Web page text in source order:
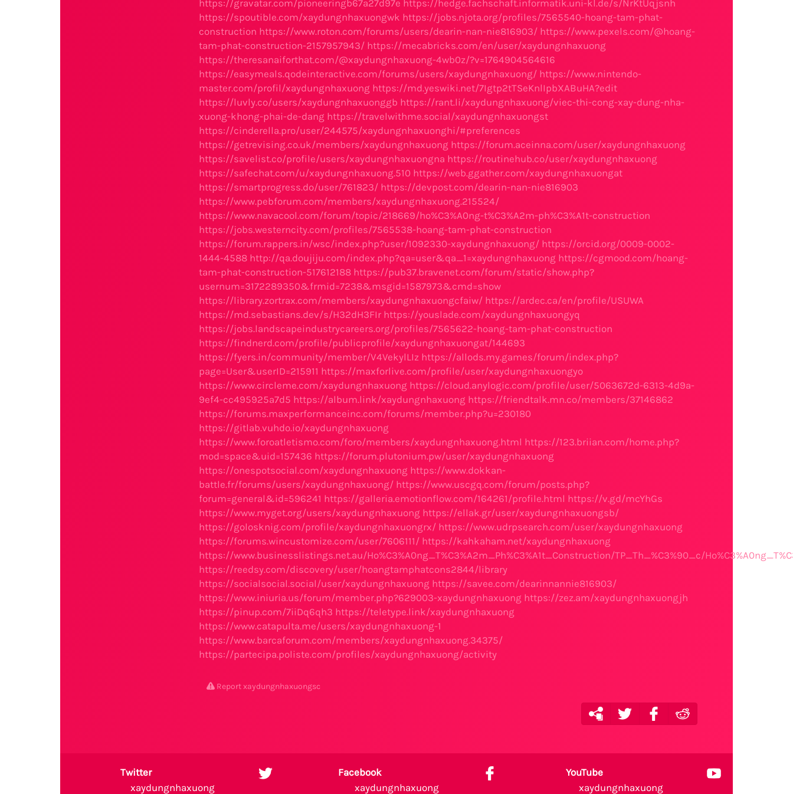
https://gravatar.com/pioneeringb67a27d97e https://hedge.fachschaft.informatik.uni-kl.de/s/NrKtUqjsnh
https://spoutible.com/xaydungnhaxuongwk https://jobs.njota.org/profiles/7565540-hoang-tam-phat-
construction https://www.roton.com/forums/users/dearin-nan-nie816903/ https://www.pexels.com/@hoang-
tam-phat-construction-2157957943/ https://mecabricks.com/en/user/xaydungnhaxuong
https://theresanaiforthat.com/@xaydungnhaxuong-4wb0z/?v=1764904564616
https://easymeals.qodeinteractive.com/forums/users/xaydungnhaxuong/ https://www.nintendo-
master.com/profil/xaydungnhaxuong https://md.yeswiki.net/7Igtp2tTSeKnlIpbXABuHA?edit
https://luvly.co/users/xaydungnhaxuonggb https://rant.li/xaydungnhaxuong/viec-thi-cong-xay-dung-nha-
xuong-khong-phai-de-dang https://travelwithme.social/xaydungnhaxuongst
https://cinderella.pro/user/244575/xaydungnhaxuonghi/#preferences
https://getrevising.co.uk/members/xaydungnhaxuong https://forum.aceinna.com/user/xaydungnhaxuong
https://savelist.co/profile/users/xaydungnhaxuongna https://routinehub.co/user/xaydungnhaxuong
https://safechat.com/u/xaydungnhaxuong.510 https://web.ggather.com/xaydungnhaxuongat
https://smartprogress.do/user/761823/ https://devpost.com/dearin-nan-nie816903
https://www.pebforum.com/members/xaydungnhaxuong.215524/
https://www.navacool.com/forum/topic/218669/ho%C3%A0ng-t%C3%A2m-ph%C3%A1t-construction
https://jobs.westerncity.com/profiles/7565538-hoang-tam-phat-construction
https://forum.rappers.in/wsc/index.php?user/1092330-xaydungnhaxuong/ https://orcid.org/0009-0002-
1444-4588 http://qa.doujiju.com/index.php?qa=user&qa_1=xaydungnhaxuong https://cgmood.com/hoang-
tam-phat-construction-517612188 https://pub37.bravenet.com/forum/static/show.php?
usernum=3172289350&frmid=7238&msgid=1587973&cmd=show
https://library.zortrax.com/members/xaydungnhaxuongcfaiw/ https://ardec.ca/en/profile/USUWA
https://md.sebastians.dev/s/H32dH3FIr https://youslade.com/xaydungnhaxuongyq
https://jobs.landscapeindustrycareers.org/profiles/7565622-hoang-tam-phat-construction
https://findnerd.com/profile/publicprofile/xaydungnhaxuongat/144693
https://fyers.in/community/member/V4VekylLIz https://allods.my.games/forum/index.php?
page=User&userID=215911 https://maxforlive.com/profile/user/xaydungnhaxuongyo
https://www.circleme.com/xaydungnhaxuong https://cloud.anylogic.com/profile/user/5063672d-6313-4d9a-
9ef4-cc495925a7d5 https://album.link/xaydungnhaxuong https://friendtalk.mn.co/members/37146862
https://forums.maxperformanceinc.com/forums/member.php?u=230180
https://gitlab.vuhdo.io/xaydungnhaxuong
https://www.foroatletismo.com/foro/members/xaydungnhaxuong.html https://123.briian.com/home.php?
mod=space&uid=157436 https://forum.plutonium.pw/user/xaydungnhaxuong
https://onespotsocial.com/xaydungnhaxuong https://www.dokkan-
battle.fr/forums/users/xaydungnhaxuong/ https://www.uscgq.com/forum/posts.php?
forum=general&id=596241 https://galleria.emotionflow.com/164261/profile.html https://v.gd/mcYhGs
https://www.myget.org/users/xaydungnhaxuong https://ellak.gr/user/xaydungnhaxuongsb/
https://golosknig.com/profile/xaydungnhaxuongrx/ https://www.udrpsearch.com/user/xaydungnhaxuong
https://forums.wincustomize.com/user/7606111/ https://kahkaham.net/xaydungnhaxuong
https://www.businesslistings.net.au/Ho%C3%A0ng_T%C3%A2m_Ph%C3%A1t_Construction/TP_Th_%C3%90_c/
https://reedsy.com/discovery/user/hoangtamphatcons2844/library
https://socialsocial.social/user/xaydungnhaxuong https://savee.com/dearinnannie816903/
https://www.iniuria.us/forum/member.php?629003-xaydungnhaxuong https://zez.am/xaydungnhaxuongjh
https://pinup.com/7iiDq6qh3 https://teletype.link/xaydungnhaxuong
https://www.catapulta.me/users/xaydungnhaxuong-1
https://www.barcaforum.com/members/xaydungnhaxuong.34375/
https://partecipa.poliste.com/profiles/xaydungnhaxuong/activity
Report xaydungnhaxuongsc
Twitter
xaydungnhaxuong
Facebook
xaydungnhaxuong
YouTube
xaydungnhaxuong